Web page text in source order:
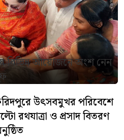
বিভিন্ন আয়োজনে অংশ নেন
উৎসবমুখর পরিবেশে
রথযাত্রা ও প্রসাদ বিতরণ